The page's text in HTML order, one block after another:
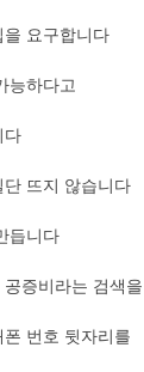
요구합니다
능하다고
다
뜨지 않습니다
듭니다
증비라는 검색을
번호 뒷자리를